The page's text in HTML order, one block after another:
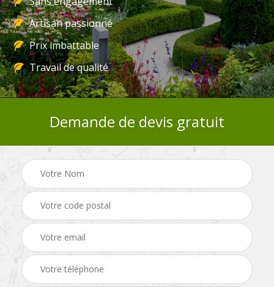
Artisan passionné
Prix imbattable
Travail de qualité
Demande de devis gratuit